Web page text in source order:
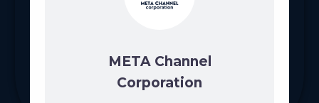
META Channel
Corporation